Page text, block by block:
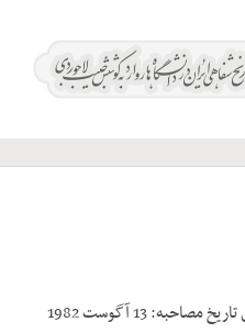
روایت‌کننده: آقای دکتر محمد باهری تاریخ مصاحبه: 13 آگوست 1982